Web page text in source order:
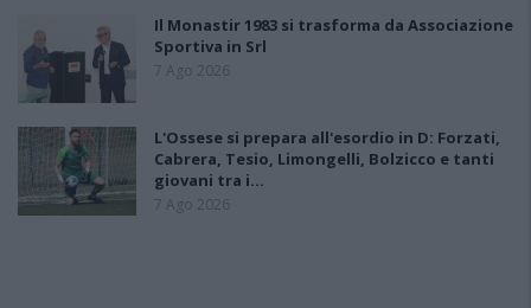
Il Monastir 1983 si trasforma da Associazione
Sportiva in Srl
7 Ago 2026
L'Ossese si prepara all'esordio in D: Forzati,
Cabrera, Tesio, Limongelli, Bolzicco e tanti
giovani tra i…
7 Ago 2026